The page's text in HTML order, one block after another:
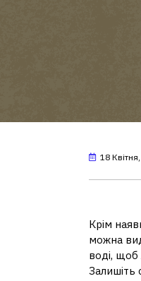
18
Крім
можна
воді, щоб
Залишіть